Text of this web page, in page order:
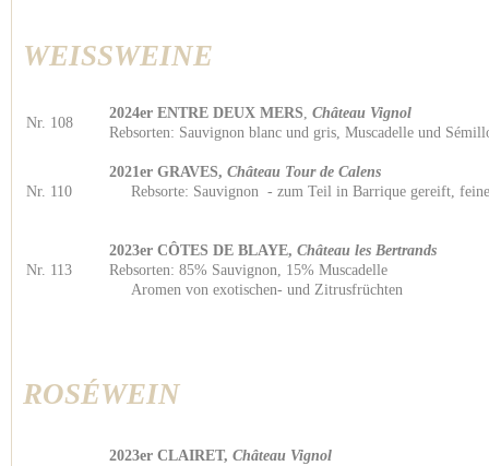
WEISSWEINE
Nr. 108
2024er ENTRE DEUX MERS, Château Vignol
Rebsorten: Sauvignon blanc und gris, Muscadelle und
Nr. 110
2021er GRAVES, Château Tour de Calens
Rebsorte: Sauvignon - zum Teil in Barrique gereift,
Nr. 113
2023er CÔTES DE BLAYE, Château les Bertrands
Rebsorten: 85% Sauvignon, 15%
Aromen von exotischen- und Zitrusfrüchten
ROSÉWEIN
2023er CLAIRET, Château Vignol